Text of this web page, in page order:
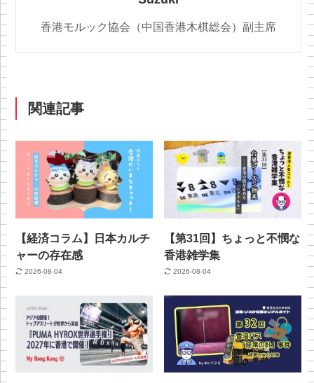
香港モルック協会（中国香港木棋総会）副主席
関連記事
【経済コラム】日本カルチ
ャーの存在感
2026-08-04
【第31回】ちょっと不憫な
香港雑学集
2026-08-04